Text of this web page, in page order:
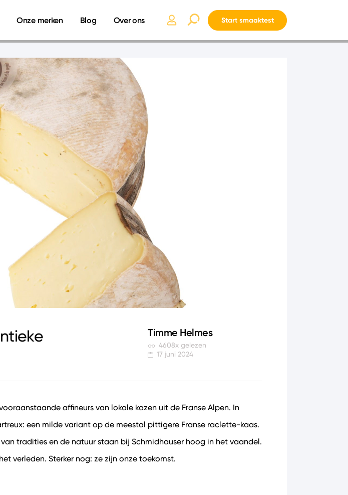
Onze merken Blog Over ons Start smaaktest
Timme Helmes
4608x gelezen
17 juni 2024
affineurs van lokale kazen uit de Franse Alpen. In
een milde variant op de meestal pittigere Franse raclette-kaas.
tradities en de natuur staan bij Schmidhauser hoog in het vaandel.
verleden. Sterker nog: ze zijn onze toekomst.